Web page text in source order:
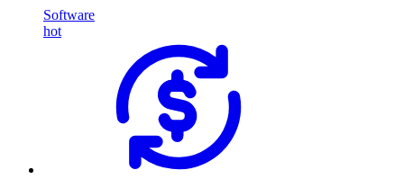
Software
hot